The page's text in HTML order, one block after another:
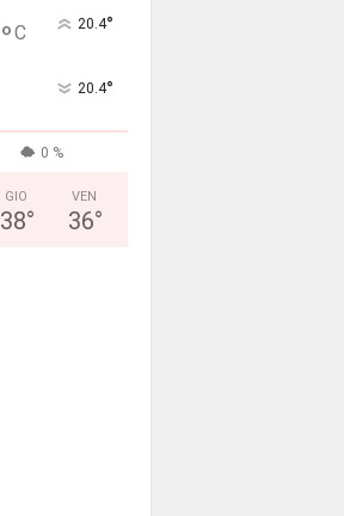
°C 20.4°
20.4°
0 %
GIO
38°
VEN
36°